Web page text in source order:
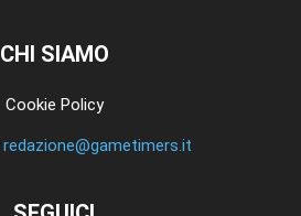
CHI SIAMO
Cookie Policy
redazione@gametimers.it